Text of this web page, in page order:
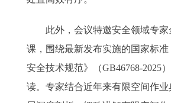
此外，会议特邀安全领域专家
课，围绕最新发布实施的国家标
安全技术规范》（GB46768-2025
读。专家结合近年来有限空间作